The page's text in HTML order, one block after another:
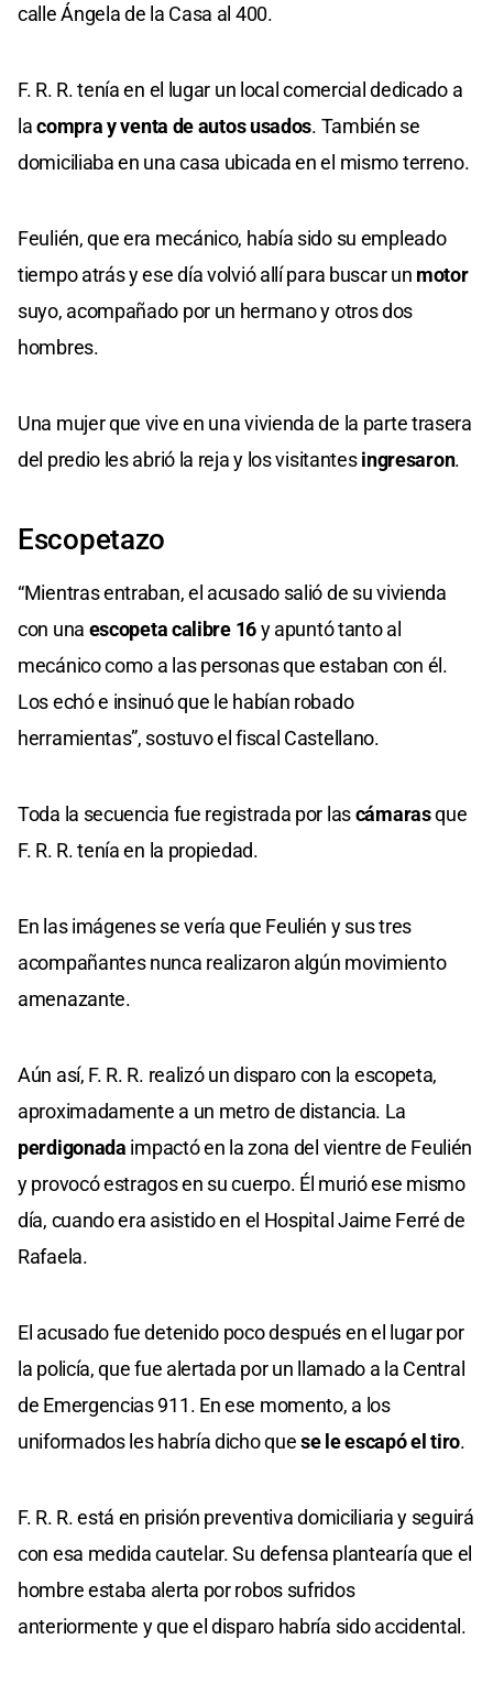
calle Ángela de la Casa al 400.
F. R. R. tenía en el lugar un local comercial dedicado a
lacompra y venta de autos usados. También se
domiciliaba en una casa ubicada en el mismo terreno.
Feulién, que era mecánico, había sido su empleado
tiempo atrás y ese día volvió allí para buscar un motor
suyo, acompañado por un hermano y otros dos
hombres.
Una mujer que vive en una vivienda de la parte trasera
del predio les abrió la reja y los visitantesingresaron.
Escopetazo
“Mientras entraban, el acusado salió de su vivienda
con una escopeta calibre 16y apuntó tanto al
mecánico como a las personas que estaban con él.
Los echó e insinuó que le habían robado
herramientas”, sostuvo el fiscal Castellano.
Toda la secuencia fue registrada por lascámarasque
F. R. R. tenía en la propiedad.
En las imágenes se vería que Feulién y sus tres
acompañantes nunca realizaron algún movimiento
amenazante.
Aún así, F. R. R. realizó un disparo con la escopeta,
aproximadamente a un metro de distancia. La
perdigonada impactó en la zona del vientre de Feulién
y provocó estragos en su cuerpo. Él murió ese mismo
día, cuando era asistido en el Hospital Jaime Ferré de
Rafaela.
El acusado fue detenido poco después en el lugar por
la policía, que fue alertada por un llamado a la Central
de Emergencias 911. En ese momento, a los
uniformados les habría dicho quese le escapó el tiro.
F. R. R. está en prisión preventiva domiciliaria y seguirá
con esa medida cautelar. Su defensa plantearía que el
hombre estaba alerta por robos sufridos
anteriormente y que el disparo habría sido accidental.